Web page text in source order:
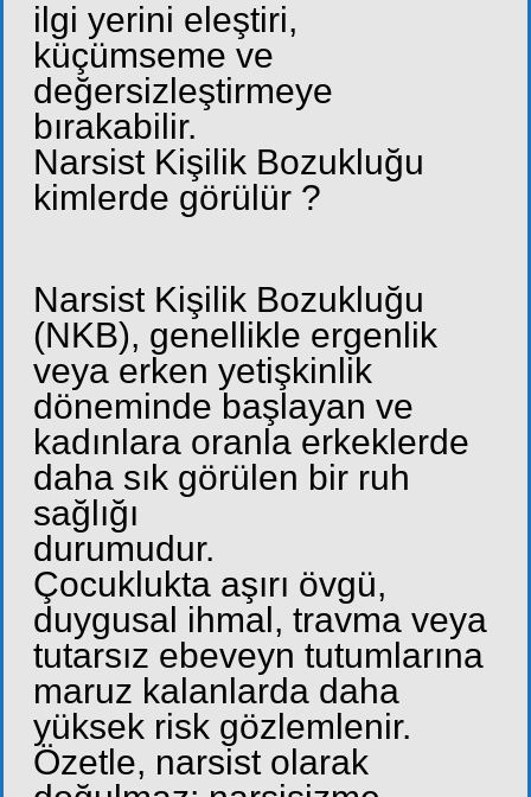
ilgi yerini eleştiri,
küçümseme ve
değersizleştirmeye
bırakabilir.
Narsist Kişilik Bozukluğu
kimlerde görülür ?
Narsist Kişilik Bozukluğu
(NKB), genellikle ergenlik
veya erken yetişkinlik
döneminde başlayan ve
kadınlara oranla erkeklerde
daha sık görülen bir ruh
sağlığı
durumudur.
Çocuklukta aşırı övgü,
duygusal ihmal, travma veya
tutarsız ebeveyn tutumlarına
maruz kalanlarda daha
yüksek risk gözlemlenir.
Özetle, narsist olarak